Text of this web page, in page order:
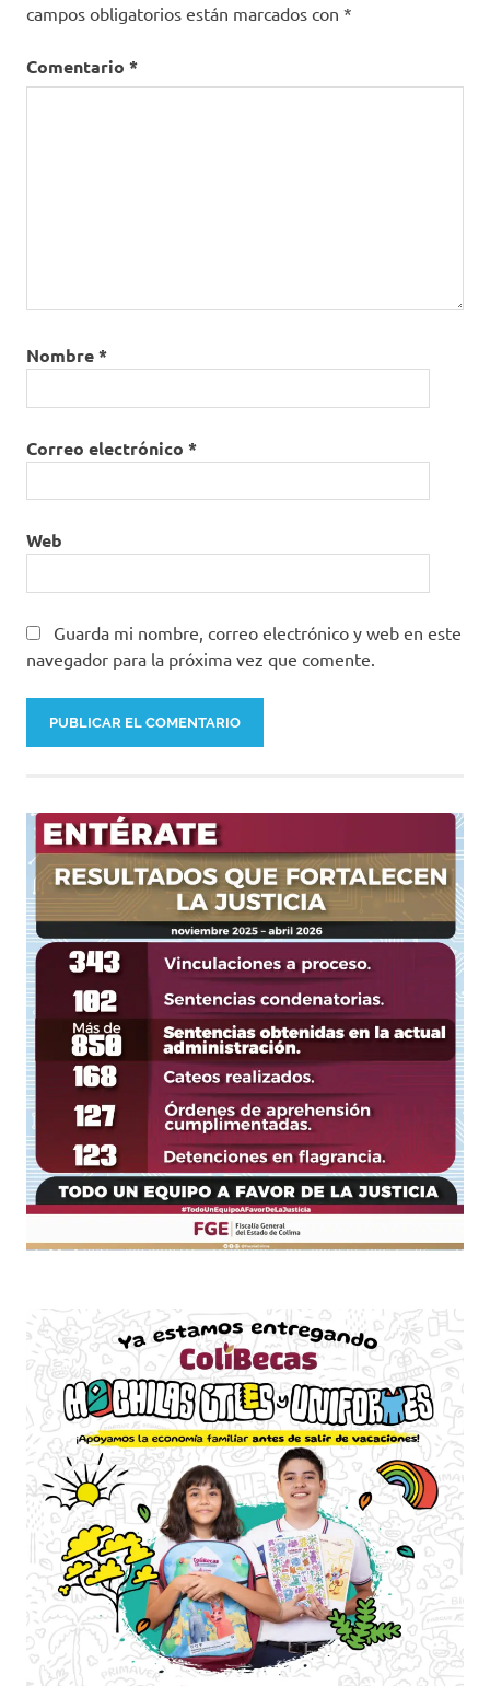
campos obligatorios están marcados con *
Comentario *
Nombre*
Correo electrónico *
Web
Guarda mi nombre, correo electrónico y web en este
navegador para la próxima vez que comente.